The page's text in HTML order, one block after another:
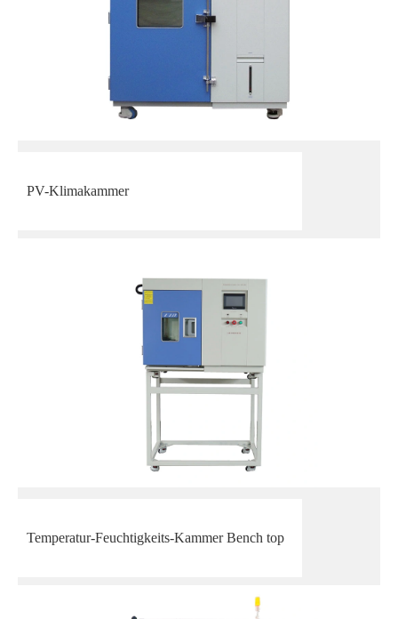
PV-Klimakammer
Temperatur-Feuchtigkeits-Kammer Bench top